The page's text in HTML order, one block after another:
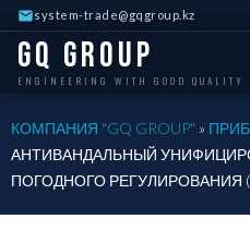
system-trade@gqgroup.kz
GQ Group
ENGINEERING WITH GOOD QUALITY
КОМПАНИЯ "GQ GROUP" »
АНТИВАНДАЛЬНЫЙ
ПОГОДНОГО РЕГУЛИРОВАНИЯ